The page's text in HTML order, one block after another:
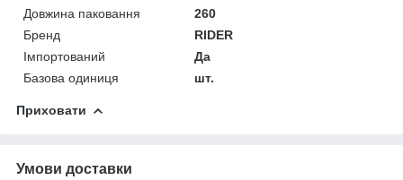
Довжина паковання
260
Бренд
RIDER
Імпортований
Да
Базова одиниця
шт.
Приховати
Умови доставки